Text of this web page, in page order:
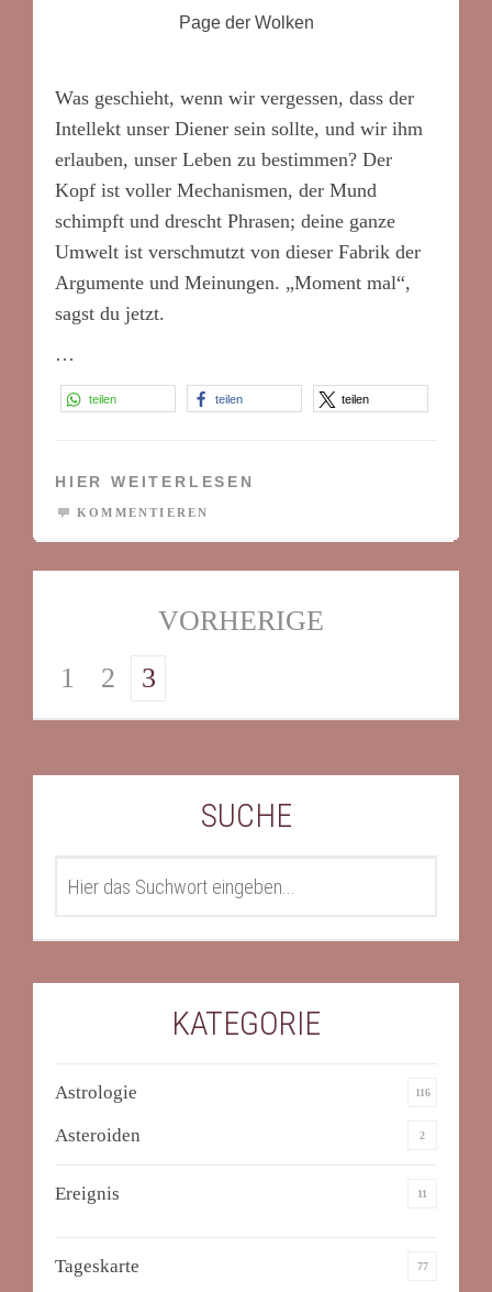
Page der Wolken
Was geschieht, wenn wir vergessen, dass der
Intellekt unser Diener sein sollte, und wir ihm
erlauben, unser Leben zu bestimmen? Der
Kopf ist voller Mechanismen, der Mund
schimpft und drescht Phrasen; deine ganze
Umwelt ist verschmutzt von dieser Fabrik der
Argumente und Meinungen. „Moment mal“,
sagst du jetzt.
…
teilen teilen teilen
HIER WEITERLESEN
KOMMENTIEREN
VORHERIGE
1
2 3
SUCHE
KATEGORIE
Astrologie 116
Asteroiden 2
Ereignis 11
Tageskarte 77